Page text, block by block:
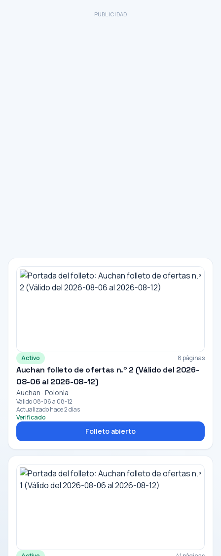
PUBLICIDAD
Activo 8 páginas
Auchan folleto de ofertas n.º 2 (Válido del 2026-
08-06 al 2026-08-12)
Auchan · Polonia
Válido 08-06 a 08-12
Actualizado hace 2 días
Verificado
Folleto abierto